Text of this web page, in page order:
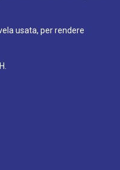
usata, per rendere